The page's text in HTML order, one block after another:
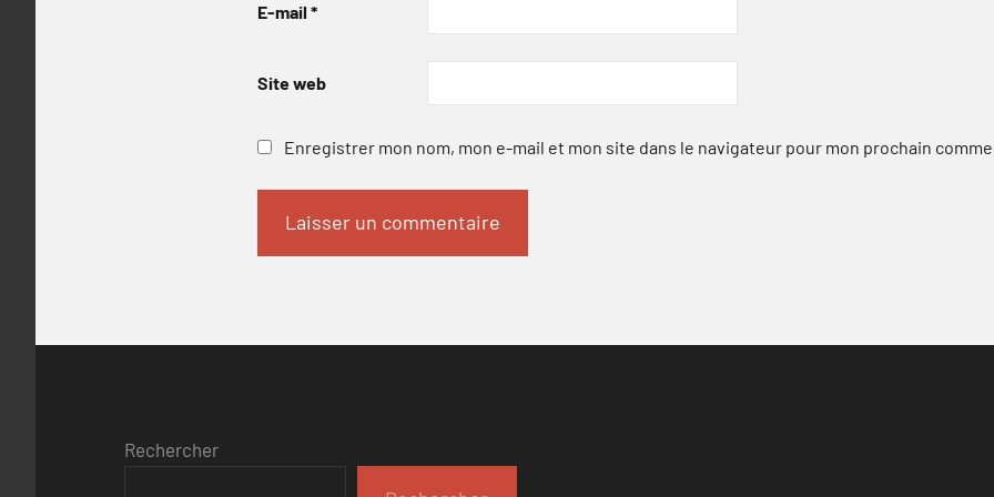
E-mail *
Site web
Enregistrer mon nom, mon e-mail et mon site dans le navigateur pour mon prochain
Rechercher